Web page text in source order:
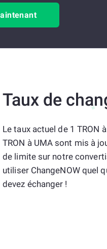
Taux de
Le taux actuel de 1 TRON
TRON à UMA sont mis à
de limite sur notre
utiliser ChangeNOW quel
devez échanger !